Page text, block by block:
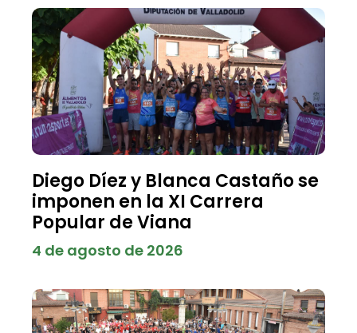
Diego Díez y Blanca Castaño se
imponen en la XI Carrera
Popular de Viana
4 de agosto de 2026